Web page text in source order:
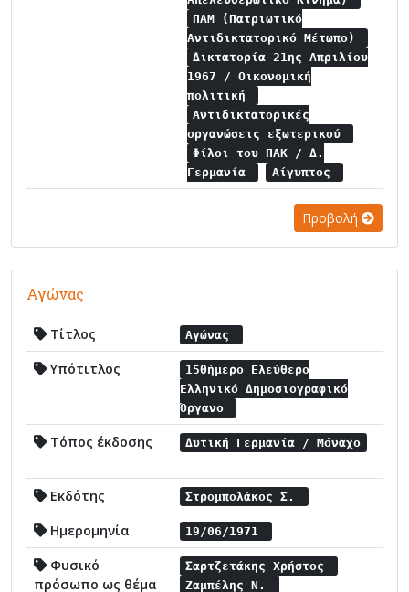
ΠΑΜ (Πατριωτικό
Αντιδικτατορικό Μέτωπο)
Δικτατορία 21ης Απριλίου
1967 / Οικονομική
πολιτική
Αντιδικτατορικές
οργανώσεις εξωτερικού
Φίλοι του ΠΑΚ / Δ.
Γερμανία
Αίγυπτος
Προβολή
Αγώνας
Τίτλος Αγώνας
Υπότιτλος
15θήμερο Ελεύθερο
Ελληνικό Δημοσιογραφικό
Όργανο
Τόπος έκδοσης Δυτική Γερμανία / Μόναχο
Εκδότης Στρομπολάκος Σ.
Ημερομηνία 19/06/1971
Φυσικό
πρόσωπο ως θέμα
Σαρτζετάκης Χρήστος
Ζαμπέλης Ν.